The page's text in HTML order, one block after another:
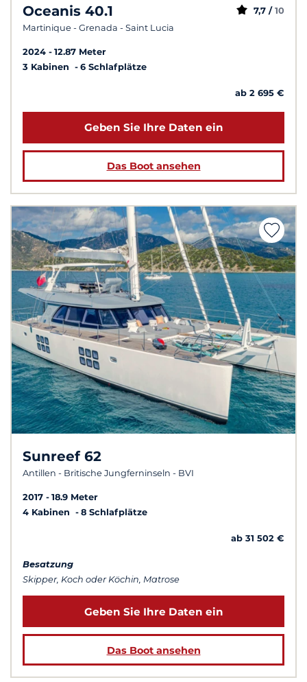
Oceanis 40.1
Martinique - Grenada - Saint Lucia
7,7 / 10
2024
12.87 Meter
3 Kabinen
6 Schlafplätze
ab 2 695 €
Geben Sie Ihre Daten ein
Das Boot ansehen
Sunreef 62
Antillen - Britische Jungferninseln - BVI
2017
18.9 Meter
4 Kabinen
8 Schlafplätze
ab 31 502 €
Besatzung
Skipper, Koch oder Köchin, Matrose
Geben Sie Ihre Daten ein
Das Boot ansehen